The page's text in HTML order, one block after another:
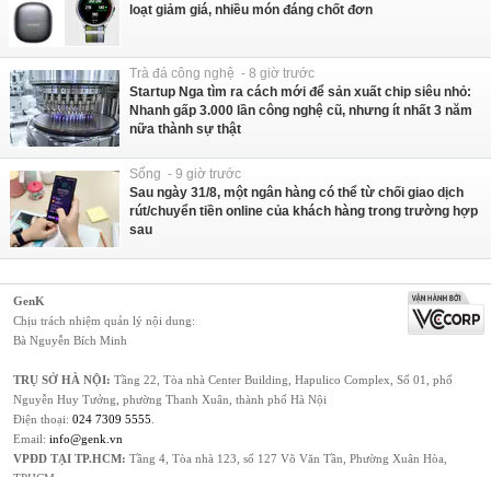
loạt giảm giá, nhiều món đáng chốt đơn
Trà đá công nghệ - 8 giờ trước
Startup Nga tìm ra cách mới để sản xuất chip siêu nhỏ:
Nhanh gấp 3.000 lần công nghệ cũ, nhưng ít nhất 3 năm
nữa thành sự thật
Sống - 9 giờ trước
Sau ngày 31/8, một ngân hàng có thể từ chối giao dịch
rút/chuyển tiền online của khách hàng trong trường hợp
sau
GenK
Chịu trách nhiệm quản lý nội dung:
Bà Nguyễn Bích Minh
TRỤ SỞ HÀ NỘI: Tầng 22, Tòa nhà Center Building, Hapulico Complex, Số 01, phố
Nguyễn Huy Tưởng, phường Thanh Xuân, thành phố Hà Nội
Điện thoại: 024 7309 5555
Email: info@genk.vn
VPĐD TẠI TP.HCM: Tầng 4, Tòa nhà 123, số 127 Võ Văn Tần, Phường Xuân Hòa,